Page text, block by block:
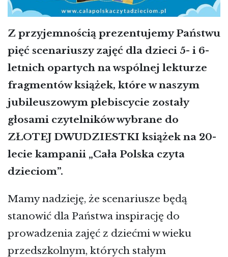
Z przyjemnością prezentujemy Państwu
pięć scenariuszy zajęć dla dzieci 5- i 6-
letnich opartych na wspólnej lekturze
fragmentów książek, które w naszym
jubileuszowym plebiscycie zostały
głosami czytelników wybrane do
ZŁOTEJ DWUDZIESTKI książek na 20-
lecie kampanii „Cała Polska czyta
dzieciom”.
Mamy nadzieję, że scenariusze będą
stanowić dla Państwa inspirację do
prowadzenia zajęć z dziećmi w wieku
przedszkolnym, których stałym